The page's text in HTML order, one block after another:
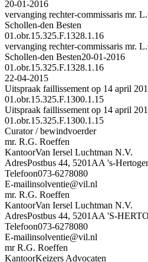
20-01-2016
vervanging rechter-commissaris mr.
Schollen-den Besten
01.obr.15.325.F.1328.1.16
vervanging rechter-commissaris mr.
Schollen-den Besten20-01-2016
01.obr.15.325.F.1328.1.16
22-04-2015
Uitspraak faillissement op 14 april
01.obr.15.325.F.1300.1.15
Uitspraak faillissement op 14 april
01.obr.15.325.F.1300.1.15
Curator / bewindvoerder
mr. R.G. Roeffen
KantoorVan Iersel Luchtman N.V.
AdresPostbus 44, 5201AA 's-
Telefoon073-6278080
E-mailinsolventie@vil.nl
mr. R.G. Roeffen
KantoorVan Iersel Luchtman N.V.
AdresPostbus 44, 5201AA 'S-
Telefoon073-6278080
E-mailinsolventie@vil.nl
mr R.G. Roeffen
KantoorKeizers Advocaten